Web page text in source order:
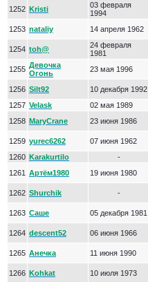
1252 Kristi
03 февраля
1994
1253 nataliy 14 апреля 1962
1254 toh@
24 февраля
1981
1255 Девочка
Огонь
23 мая 1996
1256 Silt92 10 декабря 1992
1257 Velask 02 мая 1989
1258 MaryCrane 23 июня 1986
1259 yurec6262 07 июня 1962
1260 Karakurtilo -
1261 Артём1980 19 июня 1980
1262 Shurchik -
1263 Саше 05 декабря 1981
1264 descent52 06 июня 1966
1265 Анечка 11 июня 1990
1266 Kohkat 10 июля 1973